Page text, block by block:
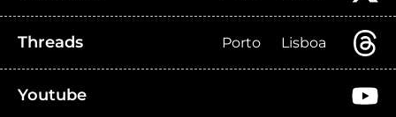
Threads Porto Lisboa
Youtube